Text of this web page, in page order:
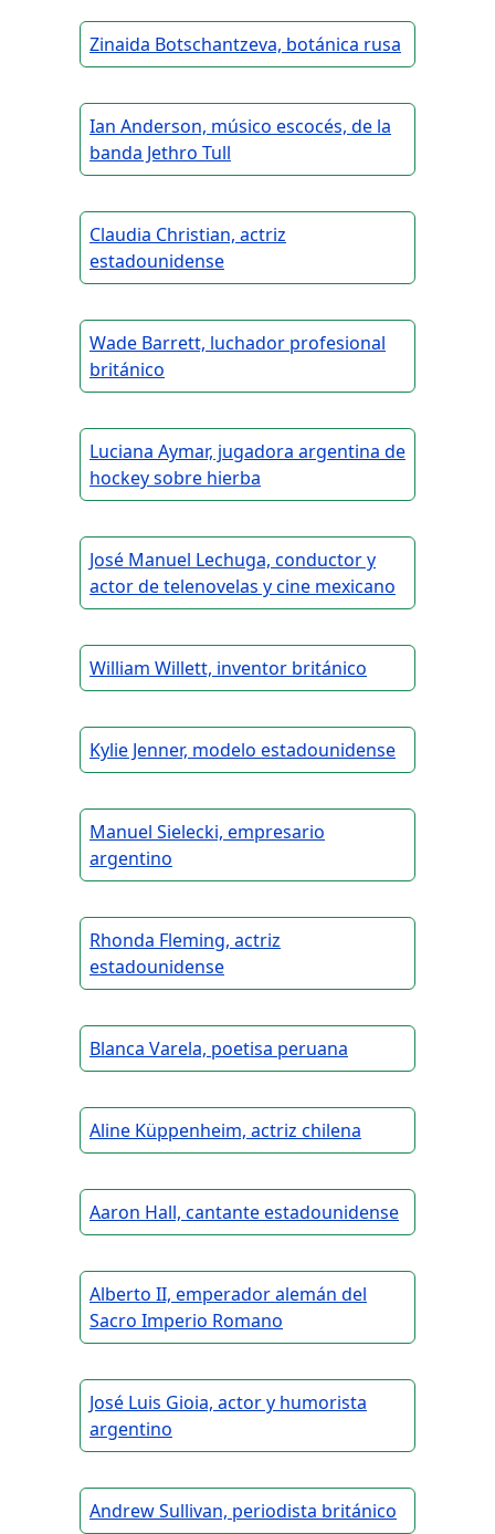
Zinaida Botschantzeva, botánica rusa
Ian Anderson, músico escocés, de la
banda Jethro Tull
Claudia Christian, actriz
estadounidense
Wade Barrett, luchador profesional
británico
Luciana Aymar, jugadora argentina de
hockey sobre hierba
José Manuel Lechuga, conductor y
actor de telenovelas y cine mexicano
William Willett, inventor británico
Kylie Jenner, modelo estadounidense
Manuel Sielecki, empresario
argentino
Rhonda Fleming, actriz
estadounidense
Blanca Varela, poetisa peruana
Aline Küppenheim, actriz chilena
Aaron Hall, cantante estadounidense
Alberto II, emperador alemán del
Sacro Imperio Romano
José Luis Gioia, actor y humorista
argentino
Andrew Sullivan, periodista británico